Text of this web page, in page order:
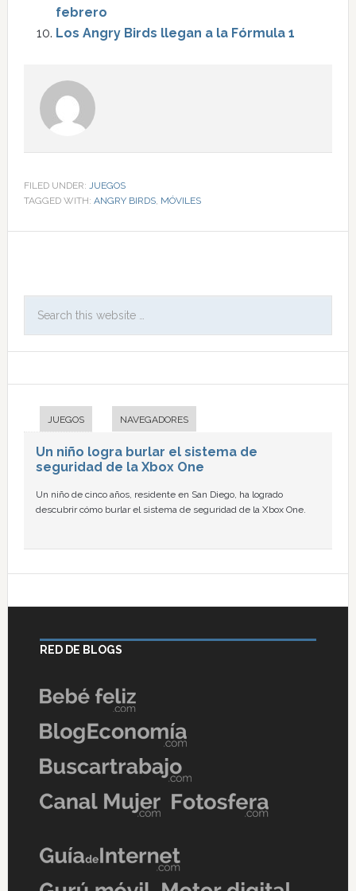
febrero
Los Angry Birds llegan a la Fórmula 1
FILED UNDER: JUEGOS
TAGGED WITH: ANGRY BIRDS, MÓVILES
JUEGOS NAVEGADORES
Un niño logra burlar el sistema de
seguridad de la Xbox One
Un niño de cinco años, residente en San Diego, ha logrado
descubrir cómo burlar el sistema de seguridad de la Xbox One.
RED DE BLOGS